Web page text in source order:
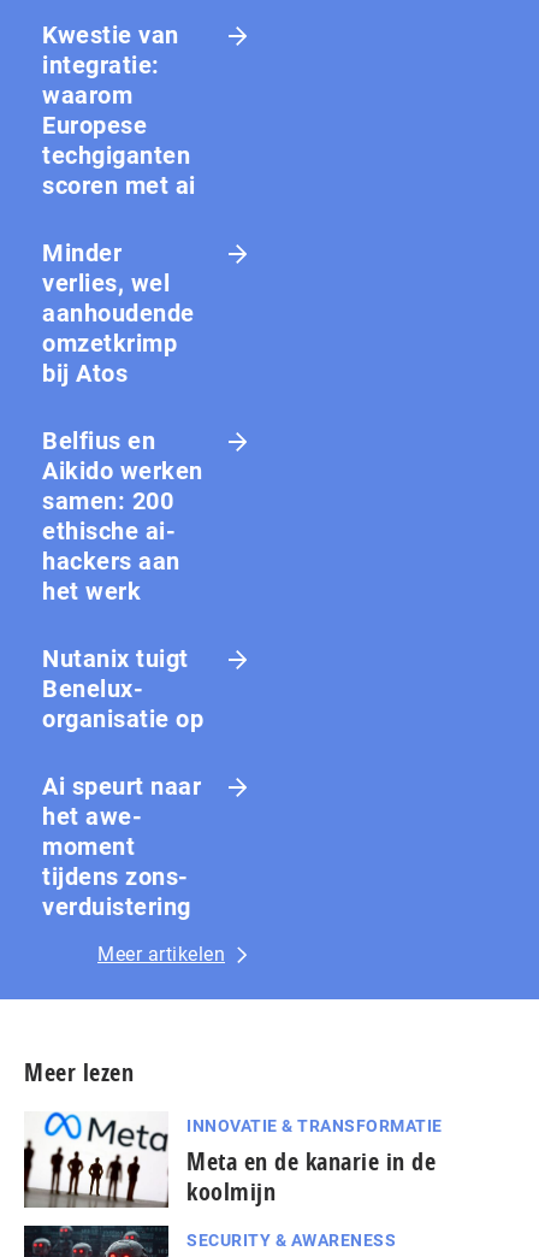
Kwestie van
integratie:
waarom
Europese
techgiganten
scoren met ai
Minder
verlies, wel
aanhoudende
omzetkrimp
bij Atos
Belfius en
Aikido werken
samen: 200
ethische ai-
hackers aan
het werk
Nutanix tuigt
Benelux-
organisatie op
Ai speurt naar
het awe-
moment
tijdens zons­
ver­duis­te­ring
Meer artikelen
Meer lezen
INNOVATIE & TRANSFORMATIE
Meta en de kanarie in de
koolmijn
SECURITY & AWARENESS